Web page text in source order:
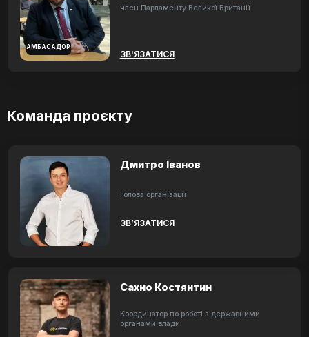
АМБАСАДОР
член Парламенту Великої Британії
ЗВ'ЯЗАТИСЯ
Команда проєкту
Дмитро Іванов
Голова організації
ЗВ’ЯЗАТИСЯ
Сахно Костянтин
Координатор по роботі з державними
органами влади